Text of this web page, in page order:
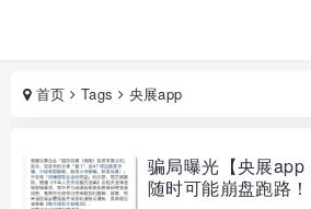
首页 Tags 央展app
骗局曝光【央展app
随时可能崩盘跑路！